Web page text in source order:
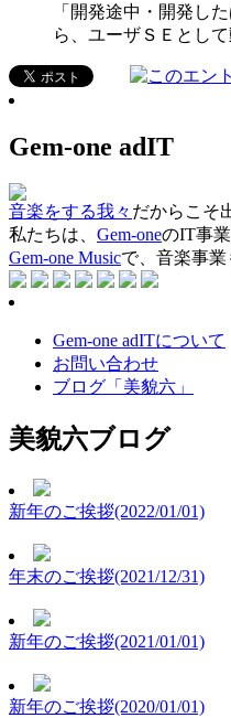
「開発途中・開発し
ら、ユーザＳＥとし
Gem-one adIT
音楽をする我々 だからこそ
私たちは、 Gem-oneのIT事業
Gem-one Musicで、音楽事
Gem-one adITについて
お問い合わせ
ブログ「美貌六」
美貌六ブログ
新年のご挨拶(2022/01/01)
年末のご挨拶(2021/12/31)
新年のご挨拶(2021/01/01)
新年のご挨拶(2020/01/01)